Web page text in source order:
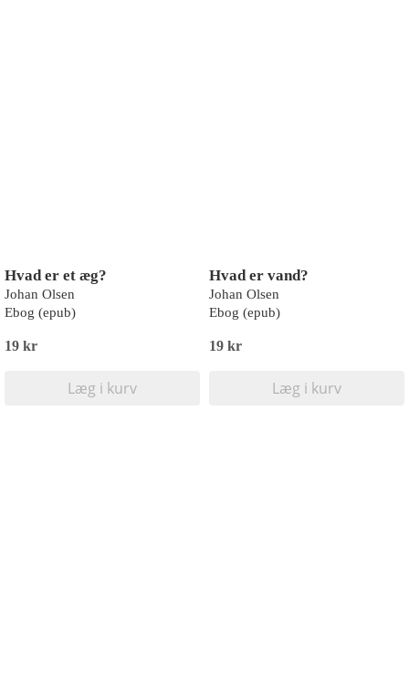
Hvad er et æg?
Johan Olsen
Ebog (epub)
19 kr
Læg i kurv
Hvad er vand?
Johan Olsen
Ebog (epub)
19 kr
Læg i kurv